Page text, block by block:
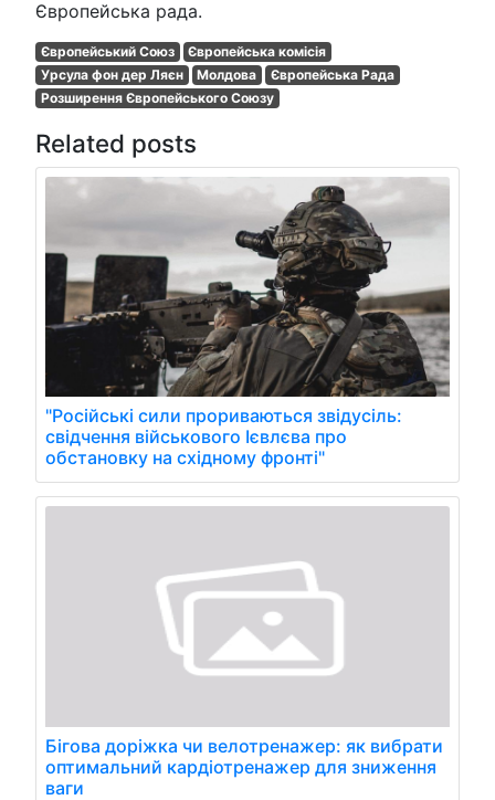
Європейська рада.
Європейський Союз
Європейська комісія
Урсула фон дер Ляєн
Молдова
Європейська Рада
Розширення Європейського Союзу
Related posts
"Російські сили прориваються звідусіль:
свідчення військового Ієвлєва про
обстановку на східному фронті"
Бігова доріжка чи велотренажер: як вибрати
оптимальний кардіотренажер для зниження
ваги